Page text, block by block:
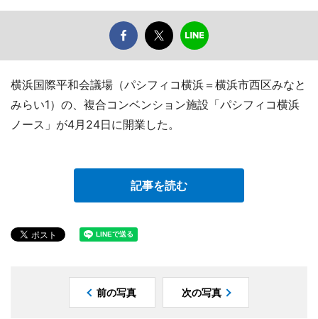
横浜国際平和会議場（パシフィコ横浜＝横浜市西区みなと
みらい1）の、複合コンベンション施設「パシフィコ横浜
ノース」が4月24日に開業した。
記事を読む
前の写真 次の写真